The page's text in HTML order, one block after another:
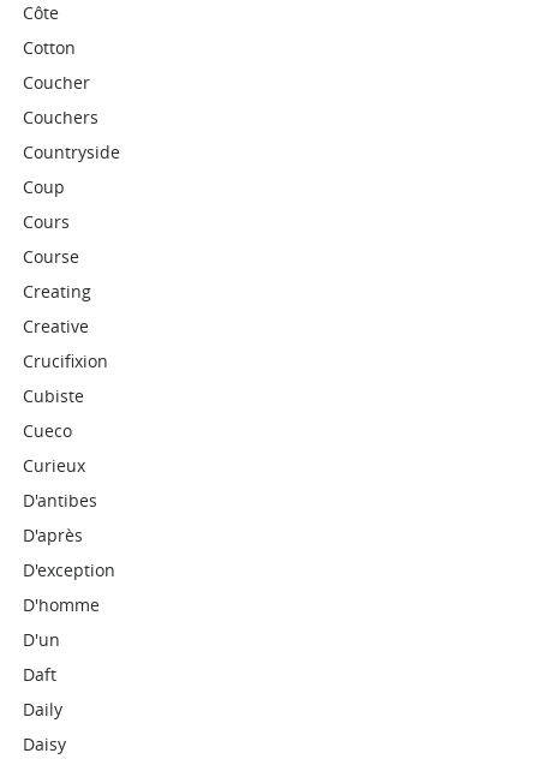
Côte
Cotton
Coucher
Couchers
Countryside
Coup
Cours
Course
Creating
Creative
Crucifixion
Cubiste
Cueco
Curieux
D'antibes
D'après
D'exception
D'homme
D'un
Daft
Daily
Daisy